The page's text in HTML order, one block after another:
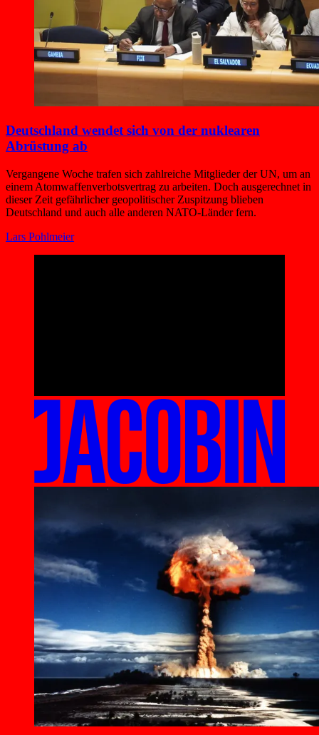
Deutschland wendet sich von der nuklearen
Abrüstung ab
Vergangene Woche trafen sich zahlreiche Mitglieder der UN, um an
einem Atomwaffenverbotsvertrag zu arbeiten. Doch ausgerechnet in
dieser Zeit gefährlicher geopolitischer Zuspitzung blieben
Deutschland und auch alle anderen NATO-Länder fern.
Lars Pohlmeier